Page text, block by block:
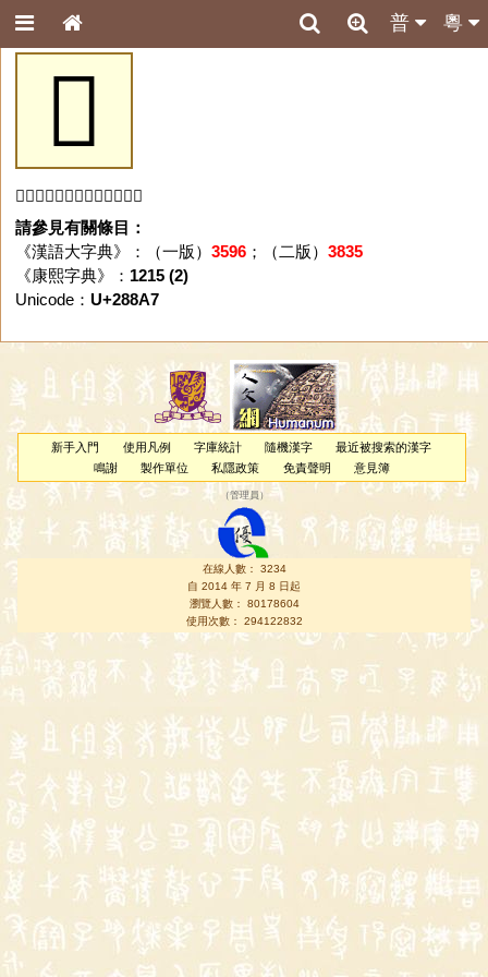
粵
普
𨢧
「𨢧」字未收錄於本資料庫。
請參見有關條目：
《漢語大字典》：（一版） 3596；（二版） 3835
《康熙字典》： 1215 (2)
Unicode： U+288A7
新手入門 使用凡例 字庫統計 隨機漢字
最近被搜索的漢字
鳴謝
製作單位 私隱政策 免責聲明 意見簿
（管理員 ）
在線人數： 3234
自 2014 年 7 月 8 日起
瀏覽人數： 80178604
使用次數： 294122832